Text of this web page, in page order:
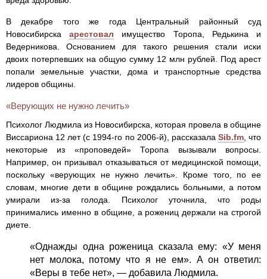
В декабре того же года Центральный районный суд
Новосибирскаарестовал имущество Торопа, Редькина и
Ведерникова. Основанием для такого решения стали иски
двоих потерпевших на общую сумму 12 млн рублей. Под арест
попали земельные участки, дома и транспортные средства
лидеров общины.
«Верующих не нужно лечить»
Психолог Людмила из Новосибирска, которая провела в общине
Виссариона 12 лет (с 1994-го по 2006-й), рассказала Sib.fm, что
некоторые из «проповедей» Торопа вызывали вопросы.
Например, он призывал отказываться от медицинской помощи,
поскольку «верующих не нужно лечить». Кроме того, по ее
словам, многие дети в общине рождались больными, а потом
умирали из-за голода. Психолог уточнила, что роды
принимались именно в общине, а рожениц держали на строгой
диете.
«Однажды одна роженица сказала ему: «У меня
нет молока, потому что я не ем». А он ответил:
«Веры в тебе нет», — добавила Людмила.